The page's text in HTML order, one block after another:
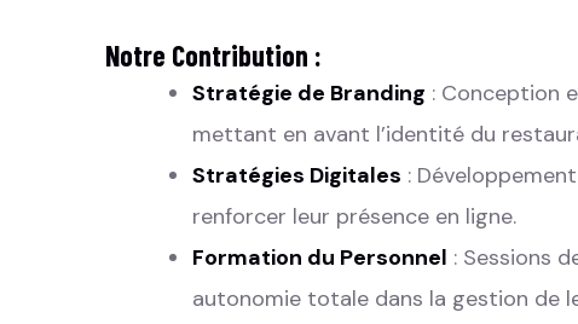
Notre Contribution :
Stratégie de Branding : Conception
mettant en avant l’identité du
Stratégies Digitales :
renforcer leur présence en ligne.
Formation du Personnel : Sessions
autonomie totale dans la gestion de